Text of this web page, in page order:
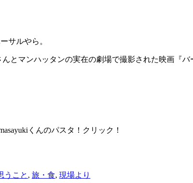
サルやら。
とマンハッタンの実在の劇場で撮影された映画『バ
くんのパスタ！クリック！
うこと , 旅・食, 現場より